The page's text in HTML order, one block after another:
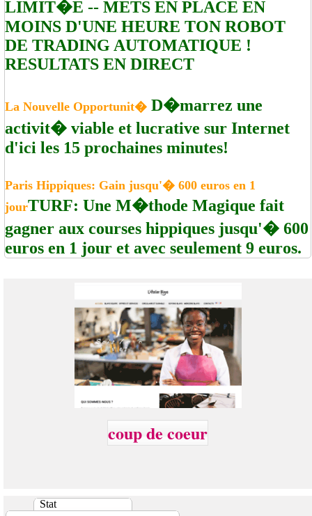
LIMIT�E -- METS EN PLACE EN
MOINS D'UNE HEURE TON ROBOT
DE TRADING AUTOMATIQUE !
RESULTATS EN DIRECT
La Nouvelle Opportunit� D�marrez une
activit� viable et lucrative sur Internet
d'ici les 15 prochaines minutes!
Paris Hippiques: Gain jusqu'� 600 euros en 1
jourTURF: Une M�thode Magique fait
gagner aux courses hippiques jusqu'� 600
euros en 1 jour et avec seulement 9 euros.
coup de coeur
Stat